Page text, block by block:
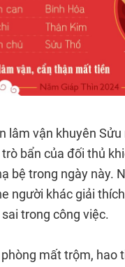
lâm vận khuyên
bẩn của đối thủ
bệ trong ngày này.
người khác giải
trong công việc.
mất trộm, hao